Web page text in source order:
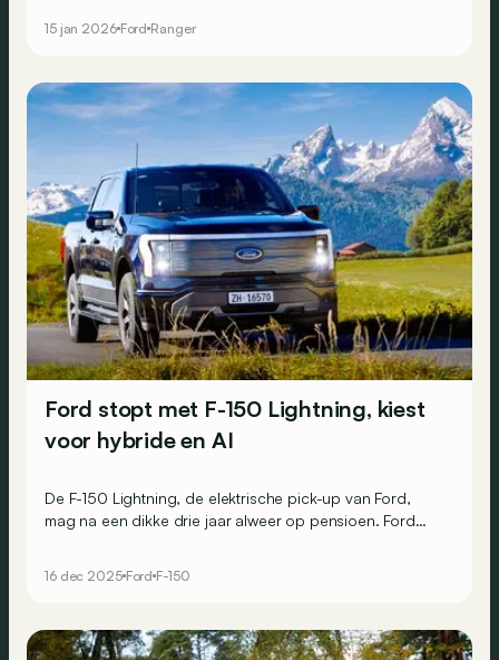
15 jan 2026 Ford Ranger
Ford stopt met F-150 Lightning, kiest
voor hybride en AI
De F-150 Lightning, de elektrische pick-up van Ford,
mag na een dikke drie jaar alweer op pensioen. Ford
winstgevendheid te beschermen.
16 dec 2025 Ford F-150